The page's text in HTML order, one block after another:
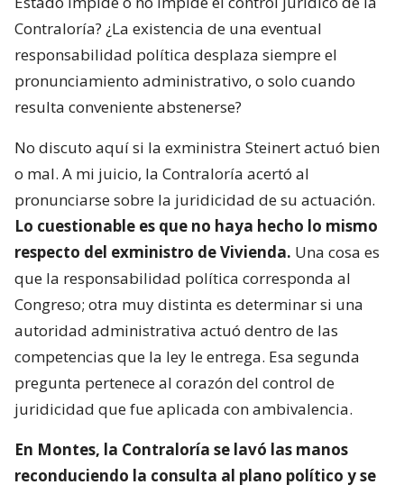
Contraloría? ¿La existencia de una eventual
responsabilidad política desplaza siempre el
pronunciamiento administrativo, o solo cuando
resulta conveniente abstenerse?
No discuto aquí si la exministra Steinert actuó bien
o mal. A mi juicio, la Contraloría acertó al
pronunciarse sobre la juridicidad de su actuación.
Lo cuestionable es que no haya hecho lo mismo
respecto del exministro de Vivienda. Una cosa es
que la responsabilidad política corresponda al
Congreso; otra muy distinta es determinar si una
autoridad administrativa actuó dentro de las
competencias que la ley le entrega. Esa segunda
pregunta pertenece al corazón del control de
juridicidad que fue aplicada con ambivalencia.
En Montes, la Contraloría se lavó las manos
reconduciendo la consulta al plano político y se